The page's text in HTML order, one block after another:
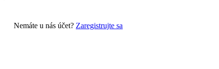
Nemáte u nás účet? Zaregistrujte sa